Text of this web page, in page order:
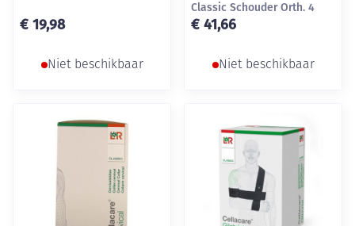
€ 19,98
Niet beschikbaar
Classic Schouder Orth. 4
€ 41,66
Niet beschikbaar